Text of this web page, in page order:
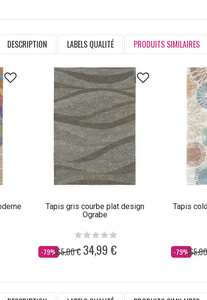
DESCRIPTION LABELS QUALITÉ PRODUITS SIMILAIRES
Tapis gris courbe plat design
Ograbe
-79%
Dès 165,00 € 34,99 €
Tapis
-79%
Dès